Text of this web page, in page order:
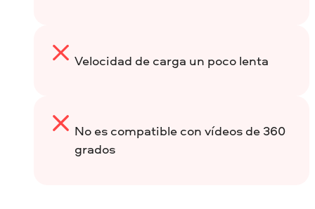
Velocidad de carga un poco lenta
No es compatible con vídeos de 360
grados